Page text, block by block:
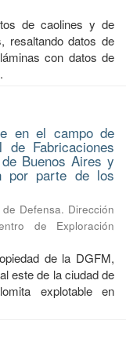
de caolines y de
resaltando datos de
con datos de
en el campo de
de Fabricaciones
Buenos Aires y
por parte de los
de Defensa. Dirección
de Exploración
de la DGFM,
este de la ciudad de
explotable en